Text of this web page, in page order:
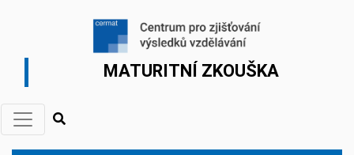
MATURITNÍ ZKOUŠKA